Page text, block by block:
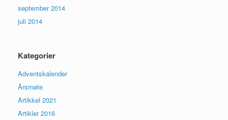
september 2014
juli 2014
Kategorier
Adventskalender
Årsmøte
Artikkel 2021
Artikler 2016